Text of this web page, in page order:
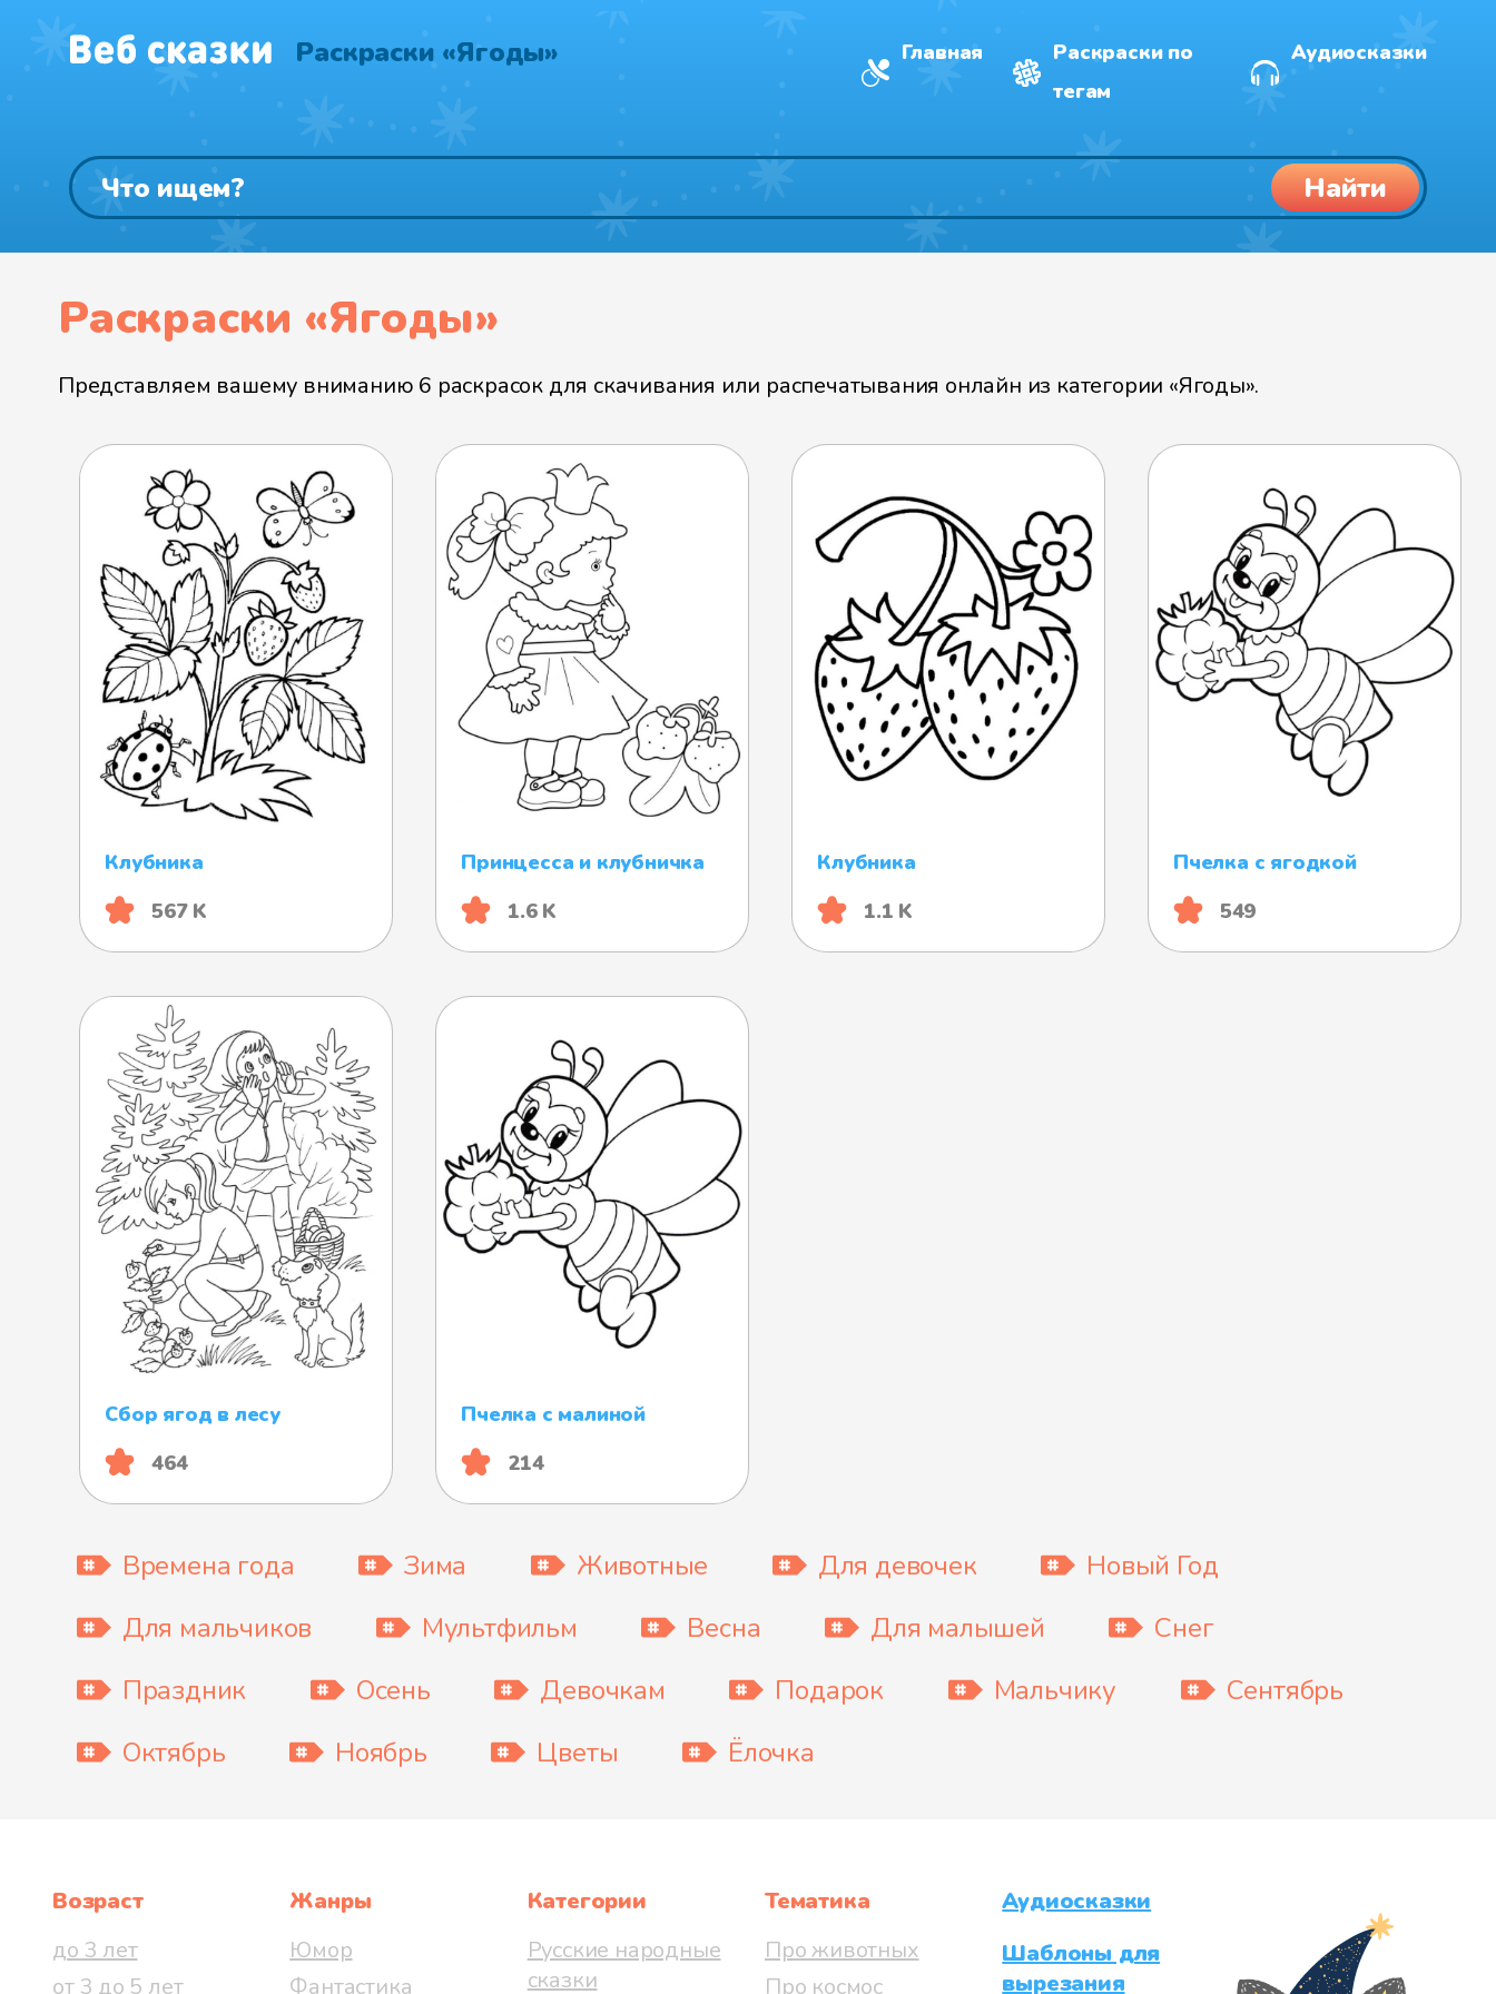
Раскраски «Ягоды» Главная
Раскраски по
тегам
Аудиосказки
Найти
Раскраски «Ягоды»
Представляем вашему вниманию 6 раскрасок для скачивания или распечатывания онлайн из категории «Ягоды».
Клубника
567 K
Принцесса и клубничка
1.6 K
Клубника
1.1 K
Пчелка с ягодкой
549
Сбор ягод в лесу
464
Пчелка с малиной
214
Времена года Зима Животные Для девочек
Новый Год
Для мальчиков
Мультфильм Весна Для малышей
Снег
Праздник
Осень Девочкам Подарок Мальчику
Сентябрь
Октябрь
Ноябрь Цветы Ёлочка
Возраст
до 3 лет
от 3 до 5 лет
Жанры
Юмор
Фантастика
Категории
Русские народные
сказки
Тематика
Про животных
Про космос
Аудиосказки
Шаблоны для
вырезания